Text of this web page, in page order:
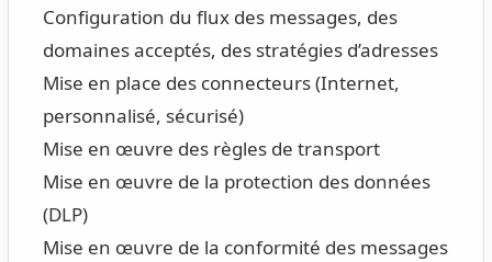
Configuration du flux des messages, des
domaines acceptés, des stratégies d’adresses
Mise en place des connecteurs (Internet,
personnalisé, sécurisé)
Mise en œuvre des règles de transport
Mise en œuvre de la protection des données
(DLP)
Mise en œuvre de la conformité des messages